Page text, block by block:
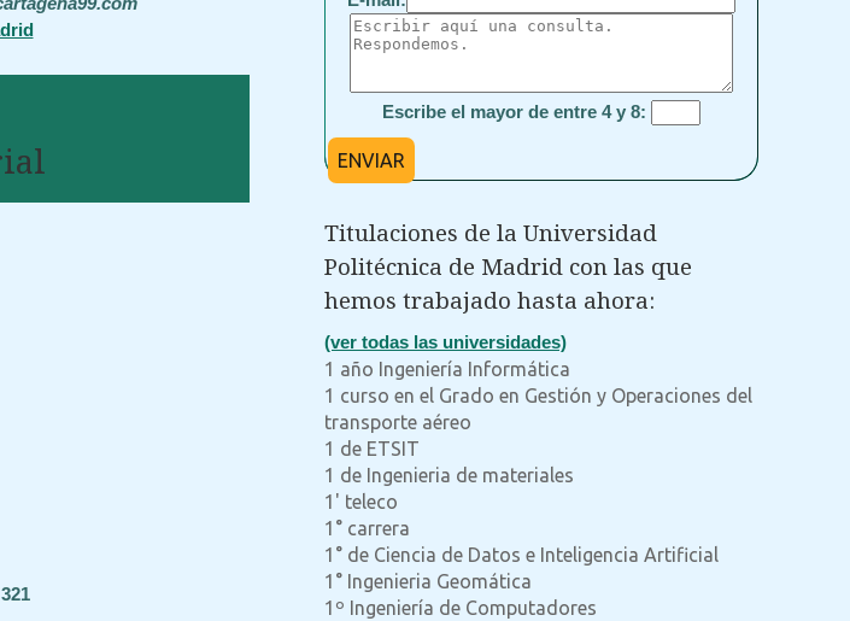
Escribe el mayor de entre 4 y 8:
ENVIAR
Titulaciones de la Universidad
Politécnica de Madrid con las que
hemos trabajado hasta ahora:
(ver todas las universidades)
1 año Ingeniería Informática
1 curso en el Grado en Gestión y Operaciones del
transporte aéreo
1 de ETSIT
1 de Ingenieria de materiales
1' teleco
1° carrera
1° de Ciencia de Datos e Inteligencia Artificial
1° Ingenieria Geomática
1º Ingeniería de Computadores